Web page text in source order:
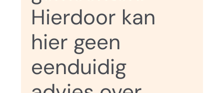
Hierdoor kan
hier geen
eenduidig